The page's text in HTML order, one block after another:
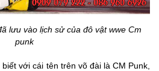
lưu vào lịch sử của đô vật wwe Cm
punk
với cái tên trên võ đài là CM Punk